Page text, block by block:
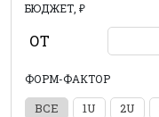
БЮДЖЕТ, ₽
ОТ
ФОРМ-ФАКТОР
ВСЕ 1U 2U